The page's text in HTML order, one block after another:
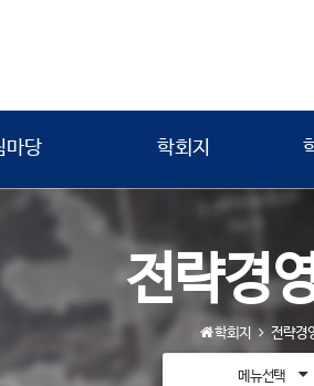
마당 학회지
전략경
학회지 전략경
메뉴선택